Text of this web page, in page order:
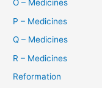
O – Medicines
P – Medicines
Q – Medicines
R – Medicines
Reformation